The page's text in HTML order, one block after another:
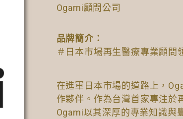
Ogami顧問公司
品牌簡介：
＃日本市場再生醫療專業顧問
在進軍日本市場的道路上，
作夥伴。作為台灣首家專注於
Ogami以其深厚的專業知識與